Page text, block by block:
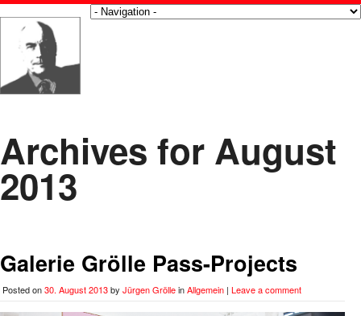
Archives for August
2013
Galerie Grölle Pass-Projects
Posted on30. August 2013by Jürgen GrölleinAllgemein | Leave a comment